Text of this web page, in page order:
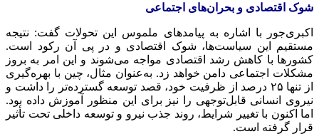
شوک اقتصادی و بحران‌های اجتماعی
اکبری‌جور با اشاره به پیامدهای ملموس این تحولات گفت: نتیجه
مستقیم این سیاست‌ها، شوک اقتصادی و در پی آن رکود است.
کشورها با کاهش رشد اقتصادی مواجه می‌شوند و این امر به بروز
مشکلات اجتماعی دامن خواهد زد. به‌عنوان مثال، چین با بهره‌گیری
از تنها ۲۵ درصد از ظرفیت خود، قصد توسعه گسترده‌تر را داشت و
نیروی انسانی قابل‌توجهی را نیز برای این منظور آموزش داده بود.
اما اکنون با تغییر شرایط، روند جذب نیرو و توسعه داخلی تحت تأثیر
قرار گرفته است.